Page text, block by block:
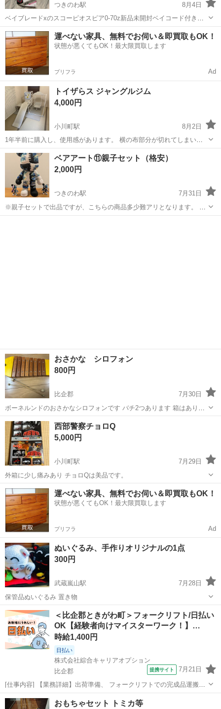
つきのわ駅
8月4日
ベイブレードxのスコーピオスピア0-70z新品未開封ベイコード付きに
なります こちら取引で受け渡しの際には転売対策として開封し組み立
てまで行っていただきますことを承知の上コメント等質問などもよろ
しくお願いいたします 取引...
埼玉 比企郡 つきのわ駅 おもちゃ
運べない家具、無料でお伺い＆即買取もOK！
状態が悪くてもOK！最大限買取します
プリフラ Ad
トイザらス ジャングルジム
4,000円
小川町駅
8月2日
1年半前に購入し、使用感があります。 横の布部分が切れてしまい汚
れがあります。 滑り台は、クレヨンで薄く書いたあとがあります。 使
用上は全く問題ありません。 受け渡しは、自宅まで取りに来ていただ
けると助かります。 指定場所か...
埼玉 比企郡 小川町駅 おもちゃ ジャングルジム
ベアアート⑪親子セット（格安）
2,000円
つきのわ駅
7月31日
※親子セットで出品ですが、こちらの商品多少難アリとなります。 ご
理解いただける方のみご購入ください。 数ある出品の中からお目にと
おさかな シロフォン
800円
比企郡
7月30日
ボーネルンドのおさかなシロフォンです バチ2つあります 箱はありま
せん 特に目立つ汚れや傷ありません 落書きもなしです 定価12.100円
フリマサイトでも2000円以上してます プロフィール確認してからメッ
セージお...
埼玉 比企郡 おもちゃ
西部警察チョロQ
5,000円
小川町駅
7月29日
外箱に少し痛みあり チョロQは美品です。
埼玉 比企郡 小川町駅 おもちゃ
運べない家具、無料でお伺い＆即買取もOK！
状態が悪くてもOK！最大限買取します
プリフラ Ad
ぬいぐるみ、手作りオリジナルの1点
300円
武蔵嵐山駅
7月28日
保管品ぬいぐるみ 置き物
埼玉 比企郡 武蔵嵐山駅 おもちゃ 自分
＜比企郡ときがわ町＞フォークリフト/日払い
OK【経験者向けマイスターワーク！】…
時給1,400円
日払い
株式会社綜合キャリアオプション
比企郡
提携サイト 7月21日
[仕事内容] 【業務詳細】出荷準備、 フォークリフトでの完成品運搬業
務。 フォークリフトと降りての作業は5:5【取扱製品】自動車部品、
プレス製品 。＋お仕事探しはコンシェルスタッフにおまかせ＋。 あな
埼玉 比企郡
おもちゃセット トミカ等